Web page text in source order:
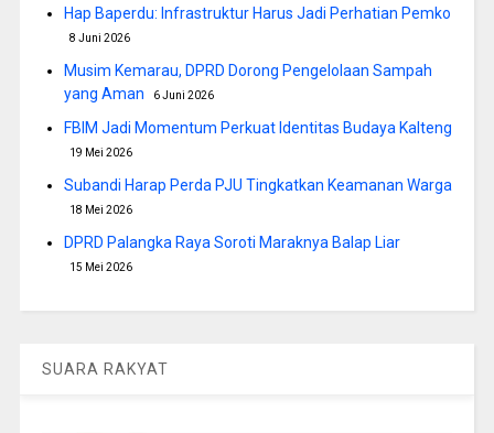
Hap Baperdu: Infrastruktur Harus Jadi Perhatian Pemko
8 Juni 2026
Musim Kemarau, DPRD Dorong Pengelolaan Sampah
yang Aman
6 Juni 2026
FBIM Jadi Momentum Perkuat Identitas Budaya Kalteng
19 Mei 2026
Subandi Harap Perda PJU Tingkatkan Keamanan Warga
18 Mei 2026
DPRD Palangka Raya Soroti Maraknya Balap Liar
15 Mei 2026
SUARA RAKYAT